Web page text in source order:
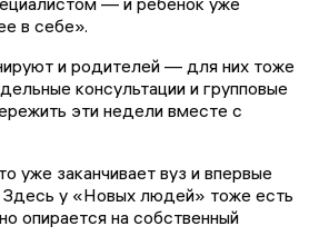
в себе».
и родителей — для них тоже
консультации и групповые
эти недели вместе с
уже заканчивает вуз и впервые
Здесь у «Новых людей» тоже есть
опирается на собственный